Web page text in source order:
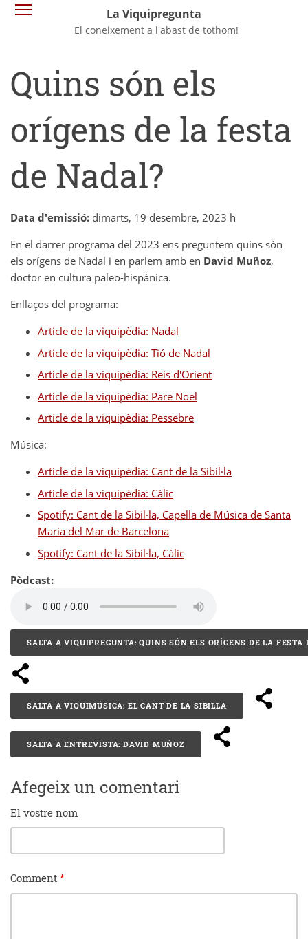
Vés
La Viquipregunta
El coneixement a l'abast de tothom!
Commuta la visibilitat del menú
Quins són els
orígens de la festa
de Nadal?
Data d'emissió: dimarts, 19 desembre, 2023 h
En el darrer programa del 2023 ens preguntem quins són
els orígens de Nadal i en parlem amb en David Muñoz,
doctor en cultura paleo-hispànica.
Enllaços del programa:
Article de la viquipèdia: Nadal
Article de la viquipèdia: Tió de Nadal
Article de la viquipèdia: Reis d'Orient
Article de la viquipèdia: Pare Noel
Article de la viquipèdia: Pessebre
Música:
Article de la viquipèdia: Cant de la Sibil·la
Article de la viquipèdia: Càlic
Spotify: Cant de la Sibil·la, Capella de Música de Santa
Maria del Mar de Barcelona
Spotify: Cant de la Sibil·la, Càlic
Pòdcast:
SALTA A VIQUIPREGUNTA: QUINS SÓN ELS ORÍGENS DE LA FESTA
SALTA A VIQUIMÚSICA: EL CANT DE LA SIBIL·LA
SALTA A ENTREVISTA: DAVID MUÑOZ
Afegeix un comentari
El vostre nom
Comment *